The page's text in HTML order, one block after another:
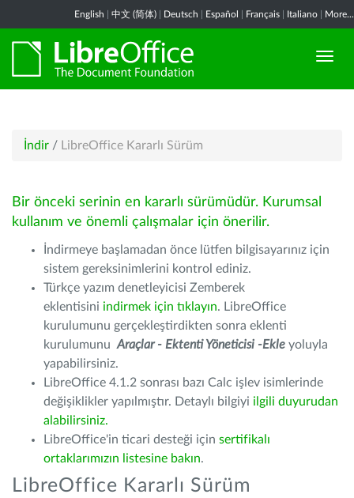
English 中文 (简体) Deutsch Español Français Italiano More...
İndir / LibreOffice Kararlı Sürüm
Bir önceki serinin en kararlı sürümüdür. Kurumsal
kullanım ve önemli çalışmalar için önerilir.
İndirmeye başlamadan önce lütfen bilgisayarınız için
sistem gereksinimlerini kontrol ediniz.
Türkçe yazım denetleyicisi Zemberek
eklentisini indirmek için tıklayın. LibreOffice
kurulumunu gerçekleştirdikten sonra eklenti
kurulumunu Araçlar - Ektenti Yöneticisi -Ekle yoluyla
yapabilirsiniz.
LibreOffice 4.1.2 sonrası bazı Calc işlev isimlerinde
değişiklikler yapılmıştır. Detaylı bilgiyi ilgili duyurudan
alabilirsiniz.
LibreOffice'in ticari desteği için sertifikalı
ortaklarımızın listesine bakın.
LibreOffice Kararlı Sürüm